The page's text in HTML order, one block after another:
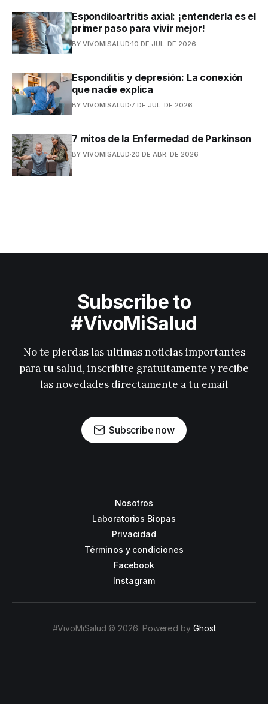
Espondiloartritis axial: ¡entenderla es el
primer paso para vivir mejor!
BY VIVOMISALUD 10 DE JUL. DE 2026
Espondilitis y depresión: La conexión
que nadie explica
BY VIVOMISALUD 7 DE JUL. DE 2026
7 mitos de la Enfermedad de Parkinson
BY VIVOMISALUD 20 DE ABR. DE 2026
Subscribe to
#VivoMiSalud
No te pierdas las ultimas noticias importantes
para tu salud, inscribite gratuitamente y recibe
las novedades directamente a tu email
Subscribe now
Nosotros
Laboratorios Biopas
Privacidad
Términos y condiciones
Facebook
Instagram
#VivoMiSalud © 2026. Powered by Ghost